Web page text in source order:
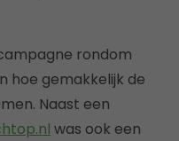
rondom
hoe gemakkelijk de
Naast een
was ook een